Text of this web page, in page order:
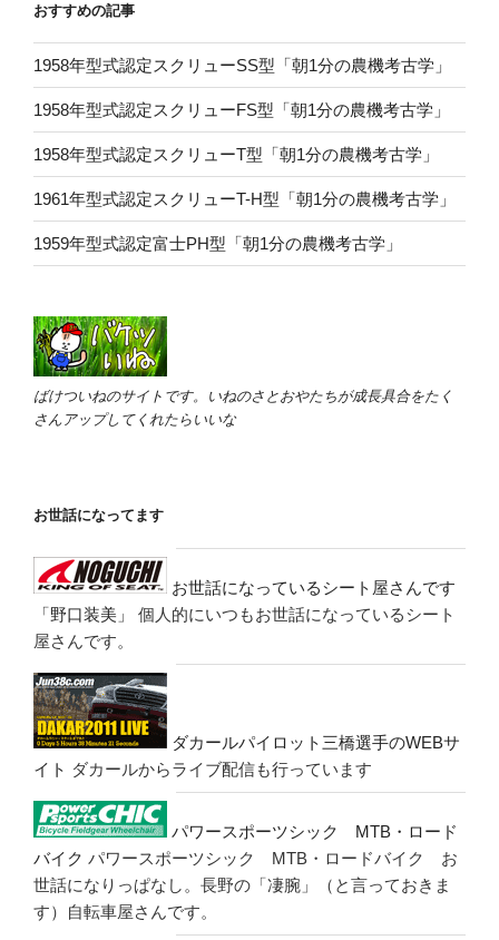
おすすめの記事
1958年型式認定スクリューSS型「朝1分の農機考古学」
1958年型式認定スクリューFS型「朝1分の農機考古学」
1958年型式認定スクリューT型「朝1分の農機考古学」
1961年型式認定スクリューT-H型「朝1分の農機考古学」
1959年型式認定富士PH型「朝1分の農機考古学」
ばけついねのサイトです。いねのさとおやたちが成長具合をたく
さんアップしてくれたらいいな
お世話になってます
お世話になっているシート屋さんです
「野口装美」
個人的にいつもお世話になっているシート
屋さんです。
ダカールパイロット三橋選手のWEBサ
イト ダカールからライブ配信も行っています
パワースポーツシック MTB・ロード
バイク パワースポーツシック MTB・ロードバイク お
世話になりっぱなし。長野の「凄腕」（と言っておきま
す）自転車屋さんです。